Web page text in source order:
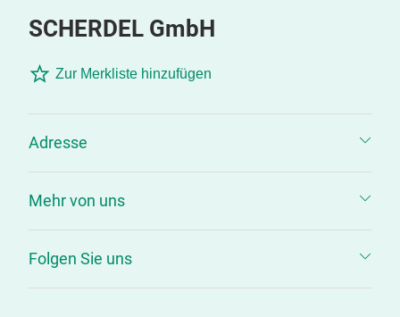
SCHERDEL GmbH
Zur Merkliste hinzufügen
Adresse
Mehr von uns
Folgen Sie uns